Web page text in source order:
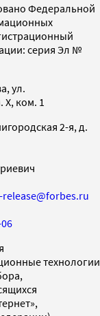
Федеральной
серия Эл №
ул.
X, ком. 1
2-я, д.
release@forbes.ru
технологии